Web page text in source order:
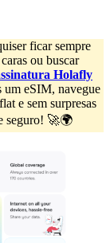
ficar sempre
ou buscar
Holafly
um eSIM, navegue
e sem surpresas
seguro! 🚀🌍